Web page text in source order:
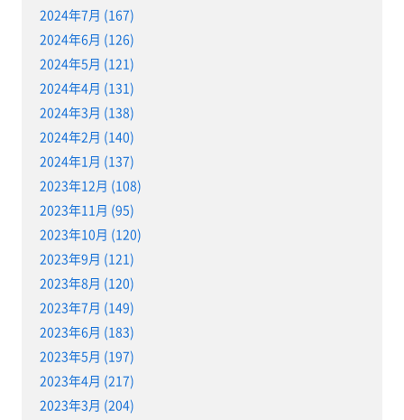
2024年7月 (167)
2024年6月 (126)
2024年5月 (121)
2024年4月 (131)
2024年3月 (138)
2024年2月 (140)
2024年1月 (137)
2023年12月 (108)
2023年11月 (95)
2023年10月 (120)
2023年9月 (121)
2023年8月 (120)
2023年7月 (149)
2023年6月 (183)
2023年5月 (197)
2023年4月 (217)
2023年3月 (204)